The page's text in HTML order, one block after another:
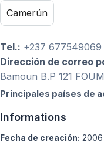
Camerún
Tel.: +237
Dirección de correo
Bamoun B.P 121
Principales países de
Informations
Fecha de creación: 2006